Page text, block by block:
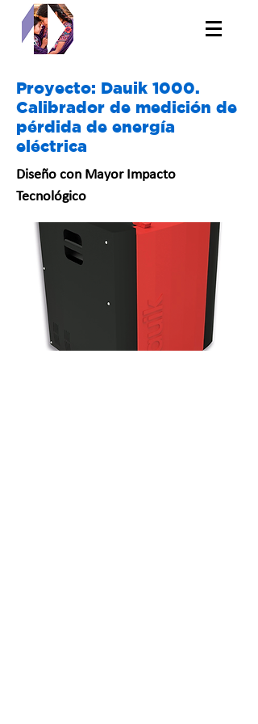
Proyecto: Dauik 1000.
Calibrador de medición de
pérdida de energía
eléctrica
Diseño con Mayor Impacto
Tecnológico